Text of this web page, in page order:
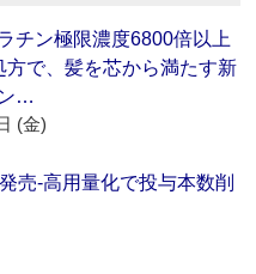
チン極限濃度6800倍以上
方で、髪を芯から満たす新
…
(金)
売‐高用量化で投与本数削